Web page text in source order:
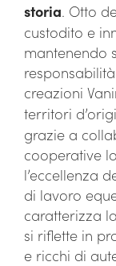
storia. Otto
custodito e
mantenendo
creazioni
territori
grazie a
cooperative
l’eccellenza
di lavoro
caratterizza
si riflette in
e ricchi di